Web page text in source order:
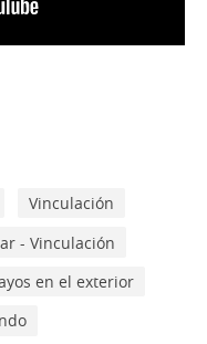
Vinculación
- Vinculación
en el exterior